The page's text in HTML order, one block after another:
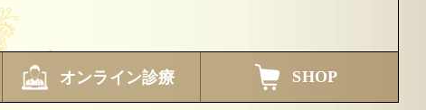
オンライン診療 SHOP